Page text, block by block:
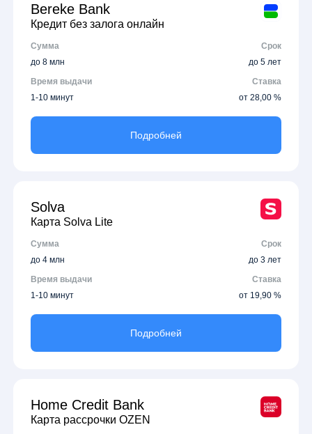
Bereke Bank
Кредит без залога онлайн
Сумма
Срок
до 8 млн
до 5 лет
Время выдачи
Ставка
1-10 минут
от 28,00 %
Подробней
Solva
Карта Solva Lite
Сумма
Срок
до 4 млн
до 3 лет
Время выдачи
Ставка
1-10 минут
от 19,90 %
Подробней
Home Credit Bank
Карта рассрочки OZEN